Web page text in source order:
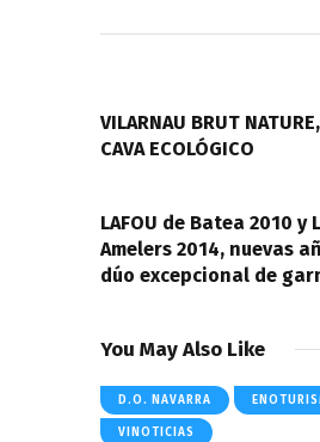
entradas
VILARNAU BRUT
CAVA ECOLÓGICO
LAFOU de Batea 2010 y
Amelers 2014, nuevas
dúo excepcional de
You May Also Like
D.O. NAVARRA
VINOTICIAS